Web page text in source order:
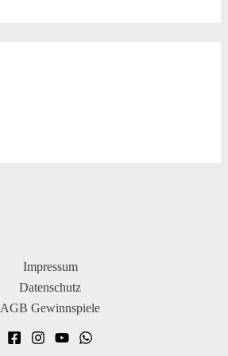
Impressum
Datenschutz
AGB Gewinnspiele